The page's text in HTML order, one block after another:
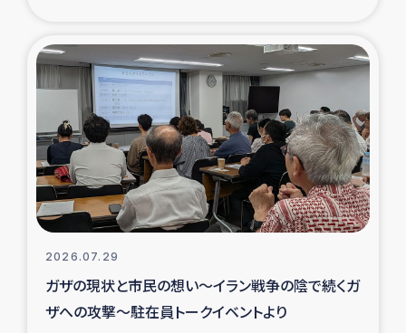
仮設住宅生活支援・農業復興支援
漁業復興支援
インターン・ボランティア日誌
経済自立支援事業
ガザ空爆被災者への食料支援と農家生産支援
2026.07.29
ガザの現状と市民の想い～イラン戦争の陰で続くガ
ザへの攻撃～駐在員トークイベントより